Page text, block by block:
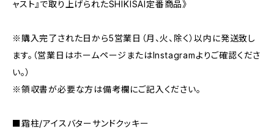
ャスト』で取り上げられたSHIKISAI定番商品》
※購入完了された日から5営業日（月、火、除く）以内に発送致し
ます。（営業日はホームページまたはInstagramよりご確認くださ
い。）
※領収書が必要な方は備考欄にご記入ください。
■霜柱/アイスバターサンドクッキー